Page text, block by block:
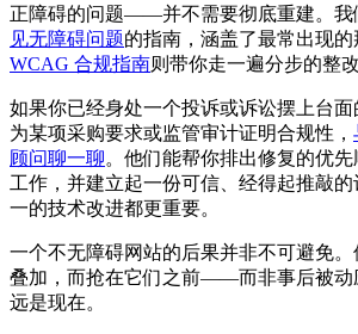
正障碍的问题——并不需要彻底重建。我
见无障碍问题的指南，涵盖了最常出现
WCAG 合规指南则带你走一遍分步的整改
如果你已经身处一个投诉或诉讼摆上台
为某项采购要求或监管审计证明合规性，
顾问聊一聊。他们能帮你排出修复的优
工作，并建立起一份可信、经得起推敲
一的技术改进都更重要。
一个不无障碍网站的后果并非不可避免
叠加，而抢在它们之前——而非事后被
远是现在。